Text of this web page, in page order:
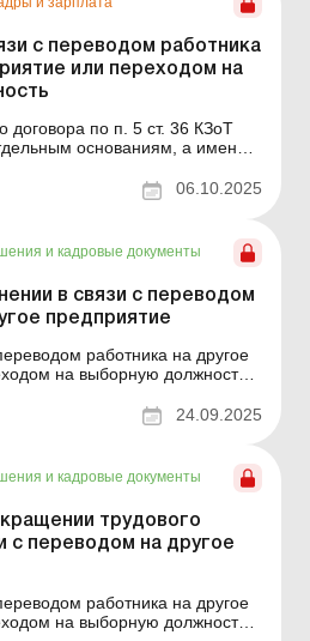
с переводом работника
или переходом на
договора по п. 5 ст. 36 КЗоТ
основаниям, а именно:
2) переход
06.10.2025
и кадровые документы
в связи с переводом
предприятие
работника на другое
на выборную должность
перевода Заявление
24.09.2025
и кадровые документы
трудового
с переводом на другое
работника на другое
на выборную должность